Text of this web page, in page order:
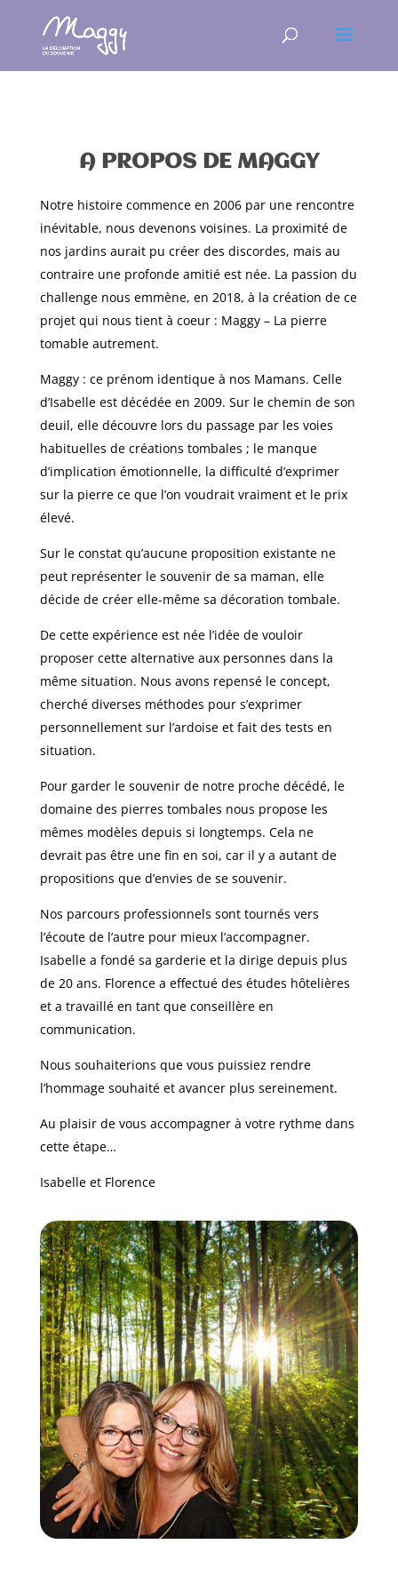
A PROPOS DE MAGGY
Notre histoire commence en 2006 par une rencontre
inévitable, nous devenons voisines. La proximité de
nos jardins aurait pu créer des discordes, mais au
contraire une profonde amitié est née. La passion du
challenge nous emmène, en 2018, à la création de ce
projet qui nous tient à coeur : Maggy – La pierre
tomable autrement.
Maggy : ce prénom identique à nos Mamans. Celle
d’Isabelle est décédée en 2009. Sur le chemin de son
deuil, elle découvre lors du passage par les voies
habituelles de créations tombales ; le manque
d’implication émotionnelle, la difficulté d’exprimer
sur la pierre ce que l’on voudrait vraiment et le prix
élevé.
Sur le constat qu’aucune proposition existante ne
peut représenter le souvenir de sa maman, elle
décide de créer elle-même sa décoration tombale.
De cette expérience est née l’idée de vouloir
proposer cette alternative aux personnes dans la
même situation. Nous avons repensé le concept,
cherché diverses méthodes pour s’exprimer
personnellement sur l’ardoise et fait des tests en
situation.
Pour garder le souvenir de notre proche décédé, le
domaine des pierres tombales nous propose les
mêmes modèles depuis si longtemps. Cela ne
devrait pas être une fin en soi, car il y a autant de
propositions que d’envies de se souvenir.
Nos parcours professionnels sont tournés vers
l’écoute de l’autre pour mieux l’accompagner.
Isabelle a fondé sa garderie et la dirige depuis plus
de 20 ans. Florence a effectué des études hôtelières
et a travaillé en tant que conseillère en
communication.
Nous souhaiterions que vous puissiez rendre
l’hommage souhaité et avancer plus sereinement.
Au plaisir de vous accompagner à votre rythme dans
cette étape…
Isabelle et Florence